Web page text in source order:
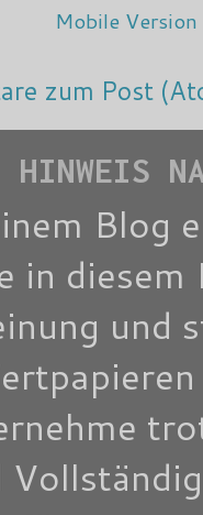
Mobile
zum Post
Blog
in
und